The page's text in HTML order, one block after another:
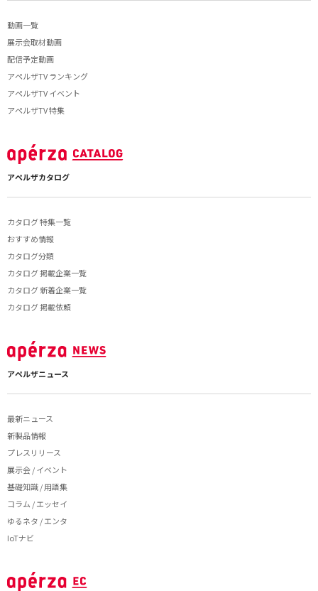
動画一覧
展示会取材動画
配信予定動画
アペルザTV ランキング
アペルザTV イベント
アペルザTV 特集
アペルザカタログ
カタログ 特集一覧
おすすめ情報
カタログ分類
カタログ 掲載企業一覧
カタログ 新着企業一覧
カタログ 掲載依頼
アペルザニュース
最新ニュース
新製品情報
プレスリリース
展示会 / イベント
基礎知識 / 用語集
コラム / エッセイ
ゆるネタ / エンタ
IoTナビ